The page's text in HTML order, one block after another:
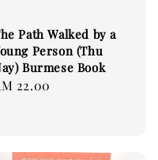
Path Walked by a
Person (Thu
Burmese Book
22.00